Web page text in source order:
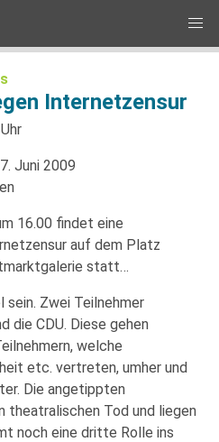
Internetzensur
Juni 2009
16.00 findet eine
auf dem Platz
statt…
sein. Zwei Teilnehmer
die CDU. Diese gehen
welche
etc. vertreten, umher und
Die angetippten
theatralischen Tod und liegen
noch eine dritte Rolle ins